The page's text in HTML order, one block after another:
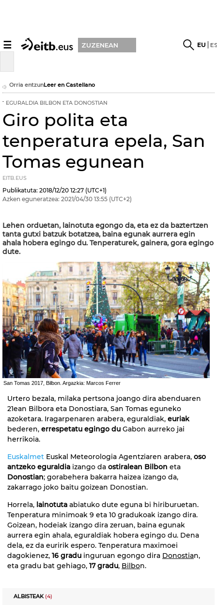
☰ ZUZENEAN EU
Orria entzunLeer en Castellano
EGURALDIA BILBON ETA DONOSTIAN
Giro polita eta
tenperatura epela, San
Tomas egunean
EITB.EUS
Publikatuta: 2018/12/20 12:27 (UTC+1)
Azken eguneratzea: 2021/04/30 13:55 (UTC+2)
Lehen orduetan, lainotuta egongo da, eta ez da baztertzen
tanta gutxi batzuk botatzea, baina egunak aurrera egin
ahala hobera egingo du. Tenperaturek, gainera, gora egingo
dute.
San Tomas 2017, Bilbon. Argazkia: Marcos Ferrer
Urtero bezala, milaka pertsona joango dira abenduaren
21ean Bilbora eta Donostiara, San Tomas eguneko
azoketara. Iragarpenaren arabera, eguraldiak, euriak
bederen, errespetatu egingo du Gabon aurreko jai
herrikoia.
Euskalmet Euskal Meteorologia Agentziaren arabera, oso
antzeko eguraldia izango da ostiralean Bilbon eta
Donostian; gorabehera bakarra haizea izango da,
zakarrago joko baitu goizean Donostian.
Horrela, lainotuta abiatuko dute eguna bi hiriburuetan.
Tenperatura minimoak 9 eta 10 gradukoak izango dira.
Goizean, hodeiak izango dira zeruan, baina egunak
aurrera egin ahala, eguraldiak hobera egingo du. Dena
dela, ez da euririk espero. Tenperatura maximoei
dagokienez, 16 gradu inguruan egongo dira Donostian,
eta gradu bat gehiago, 17 gradu, Bilbon.
ALBISTEAK(4)